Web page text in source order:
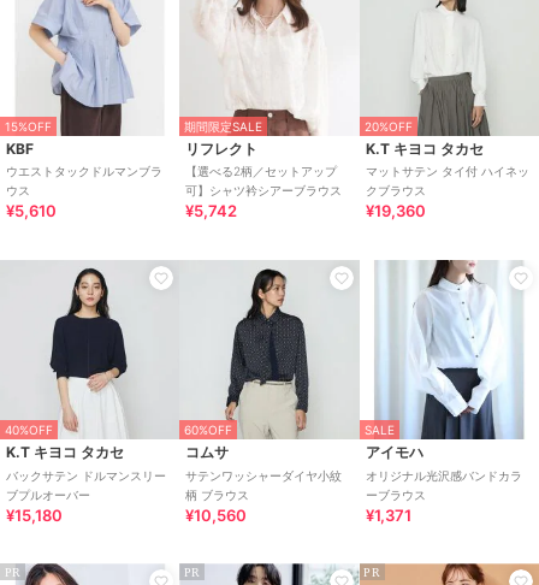
15%OFF
KBF
ウエストタックドルマンブラ
ウス
¥5,610
期間限定SALE
リフレクト
【選べる2柄／セットアップ
可】シャツ衿シアーブラウス
¥5,742
20%OFF
K.T キヨコ タカセ
マットサテン タイ付 ハイネッ
クブラウス
¥19,360
40%OFF
K.T キヨコ タカセ
バックサテン ドルマンスリー
ブプルオーバー
¥15,180
60%OFF
コムサ
サテンワッシャーダイヤ小紋
柄 ブラウス
¥10,560
SALE
アイモハ
オリジナル光沢感バンドカラ
ーブラウス
¥1,371
PR PR PR